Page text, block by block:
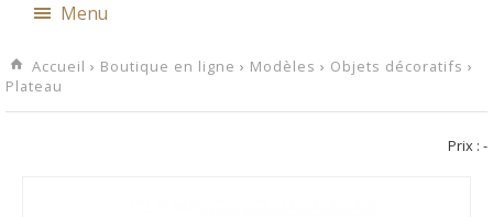
Menu
Accueil › Boutique en ligne › Modèles › Objets décoratifs ›
Plateau
Prix : -